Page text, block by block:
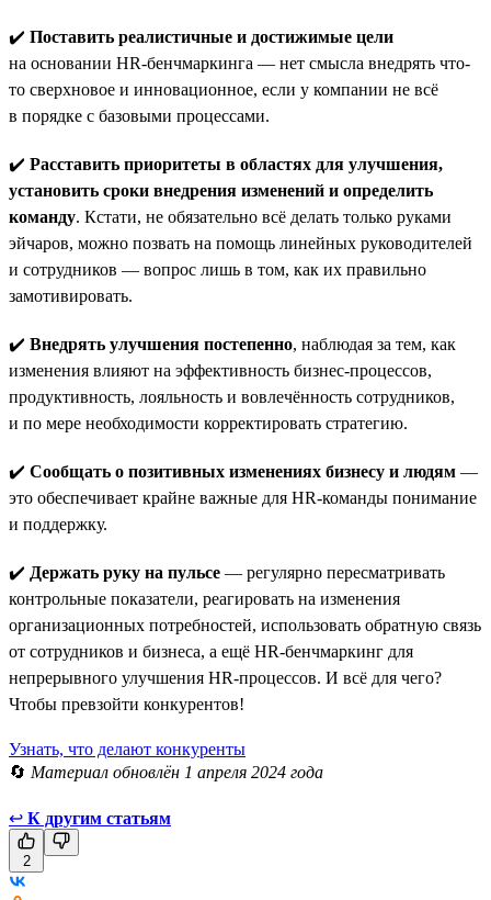
✔️ Поставить реалистичные и достижимые цели
на основании HR-бенчмаркинга — нет смысла внедрять что-
то сверхновое и инновационное, если у компании не всё
в порядке с базовыми процессами.
✔️ Расставить приоритеты в областях для улучшения,
установить сроки внедрения изменений и определить
команду. Кстати, не обязательно всё делать только руками
эйчаров, можно позвать на помощь линейных руководителей
и сотрудников — вопрос лишь в том, как их правильно
замотивировать.
✔️ Внедрять улучшения постепенно, наблюдая за тем, как
изменения влияют на эффективность бизнес-процессов,
продуктивность, лояльность и вовлечённость сотрудников,
и по мере необходимости корректировать стратегию.
✔️ Сообщать о позитивных изменениях бизнесу и людям —
это обеспечивает крайне важные для HR-команды понимание
и поддержку.
✔️ Держать руку на пульсе — регулярно пересматривать
контрольные показатели, реагировать на изменения
организационных потребностей, использовать обратную связь
от сотрудников и бизнеса, а ещё HR-бенчмаркинг для
непрерывного улучшения HR-процессов. И всё для чего?
Чтобы превзойти конкурентов!
Узнать, что делают конкуренты
🔄 Материал обновлён 1 апреля 2024 года
↩ К другим статьям
2